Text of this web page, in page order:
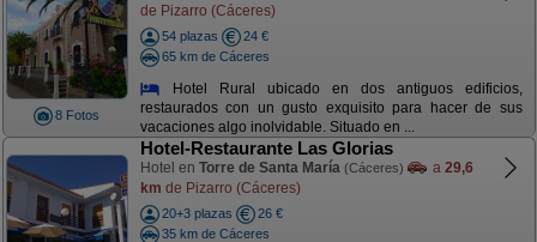
8 Fotos
de Pizarro (Cáceres)
54 plazas
24 €
65 km de Cáceres
Hotel Rural ubicado en dos antiguos edificios,
restaurados con un gusto exquisito para hacer de sus
vacaciones algo inolvidable. Situado en ...
Hotel-Restaurante Las Glorias
Hotel en Torre de Santa María (Cáceres) a 29,6
km de Pizarro (Cáceres)
20+3 plazas
26 €
35 km de Cáceres